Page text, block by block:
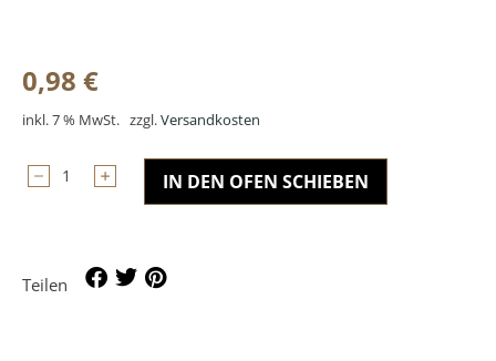
0,98 €
inkl. 7 % MwSt. zzgl.Versandkosten
IN DEN OFEN SCHIEBEN
Teilen